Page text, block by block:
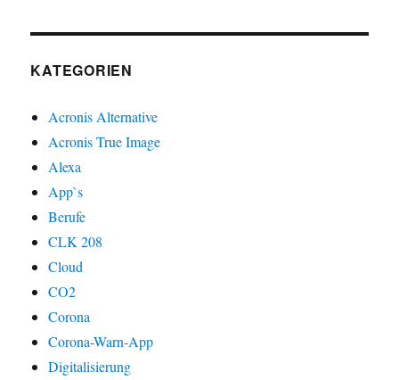
KATEGORIEN
Acronis Alternative
Acronis True Image
Alexa
App`s
Berufe
CLK 208
Cloud
CO2
Corona
Corona-Warn-App
Digitalisierung